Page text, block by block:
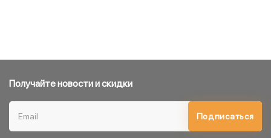
Получайте новости и скидки
Подписаться